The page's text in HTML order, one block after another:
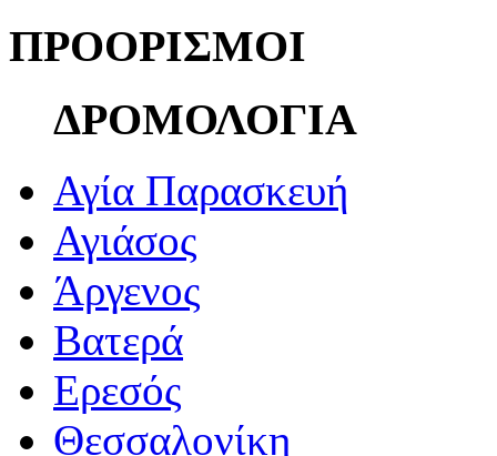
ΠΡΟΟΡΙΣΜΟΙ
ΔΡΟΜΟΛΟΓΙΑ
Αγία Παρασκευή
Αγιάσος
Άργενος
Βατερά
Ερεσός
Θεσσαλονίκη